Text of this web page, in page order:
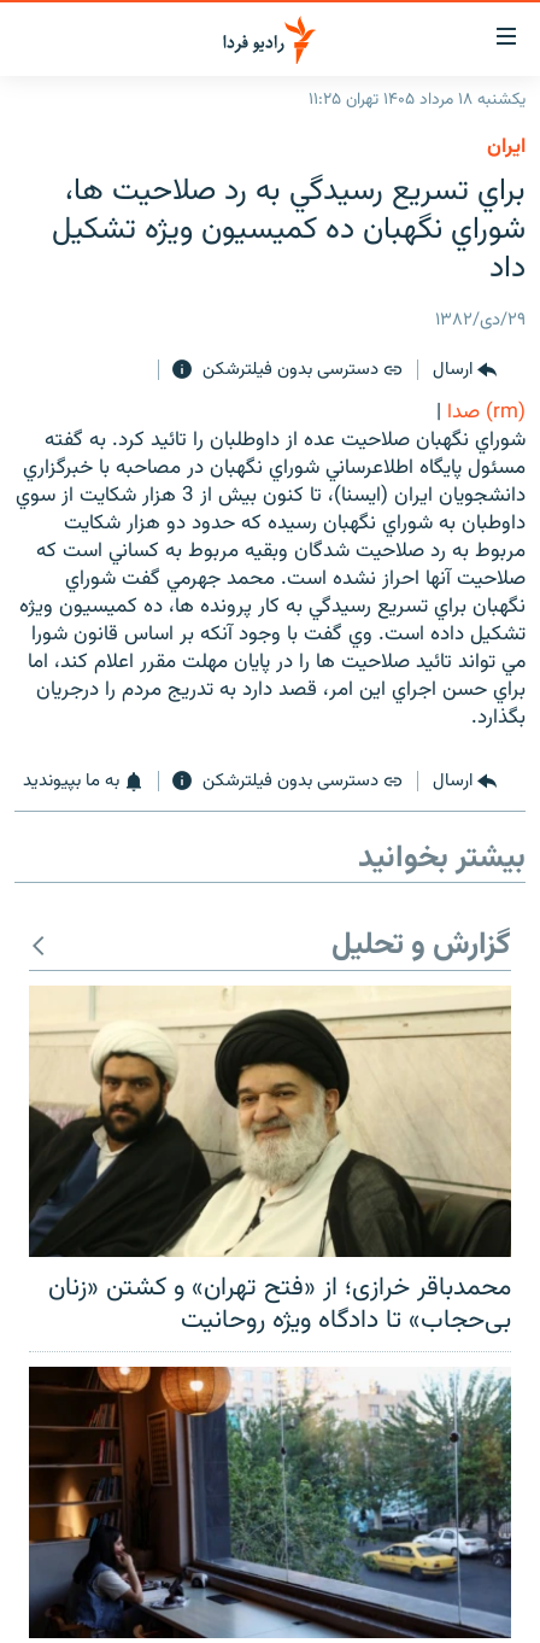
لینک‌های
قابلیت
دسترسی
بازگشت
منوی
اصلی
رفتن
صفحه
ایران
جهان
رادیو
گزارش‌های تصویری
گزارش‌های ویدئویی
زنان فردا
English
به ما بپیوندید
زبان‌های دیگر
یکشنبه ۱۸ مرداد ۱۴۰۵ تهران ۱۱:۲۵
ايران
براي تسريع رسيدگي به رد صلاحيت ها،
شوراي نگهبان ده كميسيون ويژه تشكيل
داد
۲۹/دی/۱۳۸۲
ارسال
دسترسی بدون فیلترشکن
(rm) صدا
|
شوراي نگهبان صلاحيت عده از داوطلبان را تائيد كرد. به گفته
مسئول پايگاه اطلاعرساني شوراي نگهبان در مصاحبه با خبرگزاري
دانشجويان ايران (ايسنا)، تا كنون بيش از 3 هزار شكايت از سوي
داوطبان به شوراي نگهبان رسيده كه حدود دو هزار شكايت
مربوط به رد صلاحيت شدگان وبقيه مربوط به كساني است كه
صلاحيت آنها احراز نشده است. محمد جهرمي گفت شوراي
نگهبان براي تسريع رسيدگي به كار پرونده ها، ده كميسيون ويژه
تشكيل داده است. وي گفت با وجود آنكه بر اساس قانون شورا
مي تواند تائيد صلاحيت ها را در پايان مهلت مقرر اعلام كند، اما
براي حسن اجراي اين امر، قصد دارد به تدريج مردم را درجريان
بگذارد.
ارسال دسترسی بدون فیلترشکن به ما بپیوندید
بیشتر بخوانید
گزارش و تحلیل
محمدباقر خرازی؛ از «فتح تهران» و کشتن «زنان
بی‌حجاب» تا دادگاه ویژه روحانیت